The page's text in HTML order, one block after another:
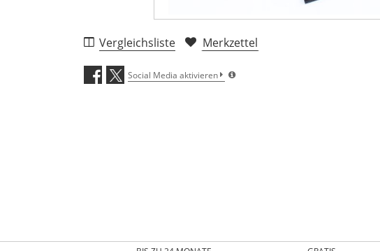
Vergleichsliste Merkzettel
Social Media aktivieren